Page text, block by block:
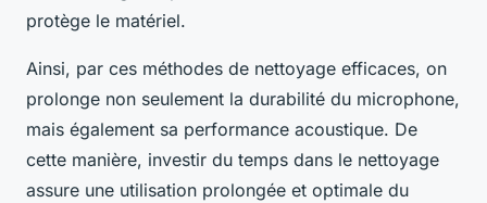
protège le matériel.
Ainsi, par ces méthodes de nettoyage efficaces, on
prolonge non seulement la durabilité du microphone,
mais également sa performance acoustique. De
cette manière, investir du temps dans le nettoyage
assure une utilisation prolongée et optimale du